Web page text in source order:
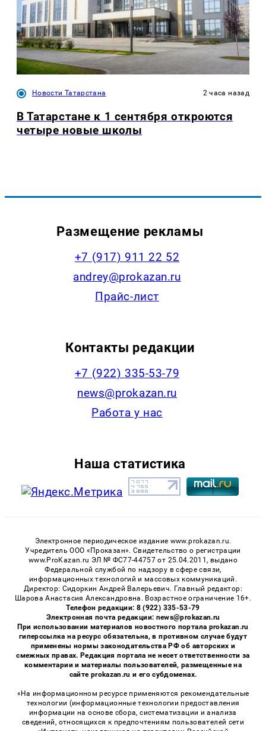
Новости Татарстана 2 часа назад
В Татарстане к 1 сентября откроются
четыре новые школы
Размещение рекламы
+7 (917) 911 22 52
andrey@prokazan.ru
Прайс-лист
Контакты редакции
+7 (922) 335-53-79
news@prokazan.ru
Работа у нас
Наша статистика
Электронное периодическое издание www.prokazan.ru.
Учредитель ООО «Проказан». Cвидетельство о регистрации
www.ProKazan.ru ЭЛ № ФС77-44757 от 25.04.2011, выдано
Федеральной службой по надзору в сфере связи,
информационных технологий и массовых коммуникаций.
Директор: Сидоркин Андрей Валерьевич. Главный редактор:
Шарова Анастасия Александровна. Возрастное ограничение 16+.
Телефон редакции: 8 (922) 335-53-79
Электронная почта редакции: news@prokazan.ru
При использовании материалов новостного портала prokazan.ru
гиперссылка на ресурс обязательна, в противном случае будут
применены нормы законодательства РФ об авторских и
смежных правах. Редакция портала не несет ответственности за
комментарии и материалы пользователей, размещенные на
сайте prokazan.ru и его субдоменах.
«На информационном ресурсе применяются рекомендательные
технологии (информационные технологии предоставления
информации на основе сбора, систематизации и анализа
сведений, относящихся к предпочтениям пользователей сети